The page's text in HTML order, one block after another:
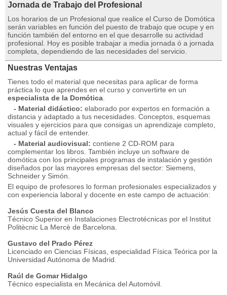
Jornada de Trabajo del Profesional
Los horarios de un Profesional que realice el Curso de Domótica
serán variables en función del puesto de trabajo que ocupe y en
función también del entorno en el que desarrolle su actividad
profesional. Hoy es posible trabajar a media jornada ó a jornada
completa, dependiendo de las necesidades del servicio.
Nuestras Ventajas
Tienes todo el material que necesitas para aplicar de forma
práctica lo que aprendes en el curso y convertirte en un
especialista de la Domótica
- Material didáctico: elaborado por expertos en formación a
distancia y adaptado a tus necesidades. Conceptos, esquemas
visuales y ejercicios para que consigas un aprendizaje completo,
actual y fácil de entender.
- Material audiovisual: contiene 2 CD-ROM para
complementar los libros. También incluye un software de
domótica con los principales programas de instalación y gestión
diseñados por las mayores empresas del sector: Siemens,
Schneider y Simón.
El equipo de profesores lo forman profesionales especializados y
con experiencia laboral y docente en este campo de actuación:
Jesús Cuesta del Blanco
Técnico Superior en Instalaciones Electrotécnicas por el Institut
Politècnic La Mercè de Barcelona.
Gustavo del Prado Pérez
Licenciado en Ciencias Físicas, especialidad Física Teórica por la
Universidad Autónoma de Madrid.
Raúl de Gomar Hidalgo
Técnico especialista en Mecánica del Automóvil.